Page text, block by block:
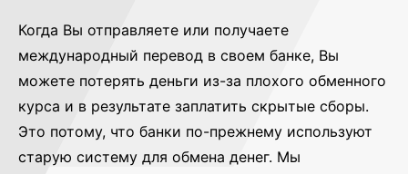
Когда Вы отправляете или получаете
международный перевод в своем банке, Вы
можете потерять деньги из-за плохого обменного
курса и в результате заплатить скрытые сборы.
Это потому, что банки по-прежнему используют
старую систему для обмена денег. Мы